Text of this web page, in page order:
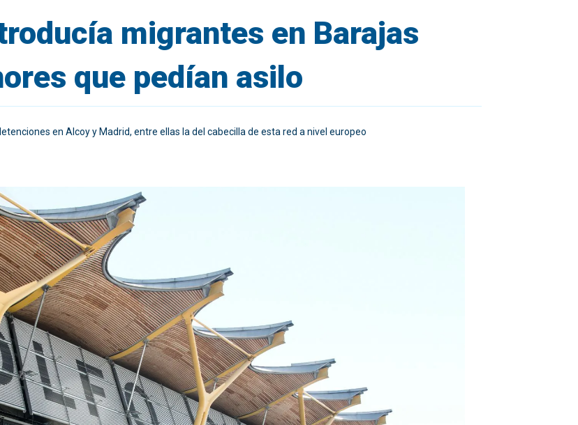
migrantes en Barajas
que pedían asilo
en Alcoy y Madrid, entre ellas la del cabecilla de esta red a nivel europeo